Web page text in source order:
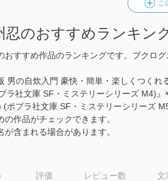
こ
忍のおすすめランキン
おすすめ作品のランキングです。ブクロ
男の自炊入門 豪快・簡単・楽しくつく
ラ社文庫 SF・ミステリーシリーズ M4)
(ポプラ社文庫 SF・ミステリーシリーズ
の作品がチェックできます。
含まれる場合があります。
評価 レビュー数 文